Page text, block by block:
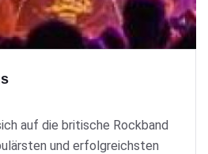
auf die britische Rockband
und erfolgreichsten